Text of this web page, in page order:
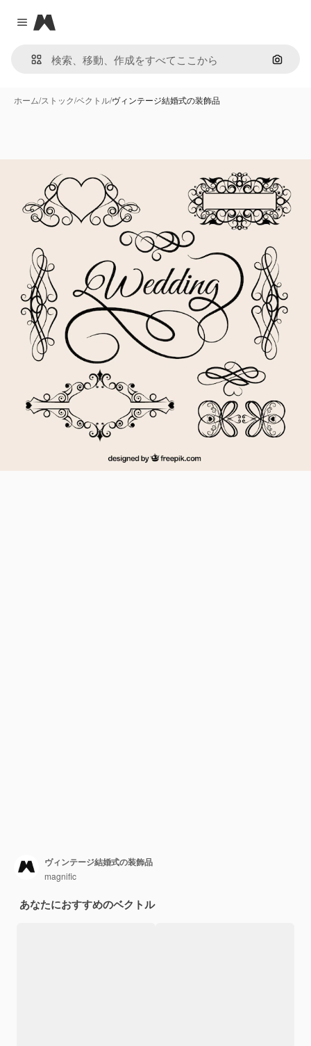
Close menu
Magnific
画像で
ホーム/ストック/ベクトル/ヴィンテージ結婚式の装飾品
ヴィンテージ結婚式の装飾品
magnific
あなたにおすすめのベクトル